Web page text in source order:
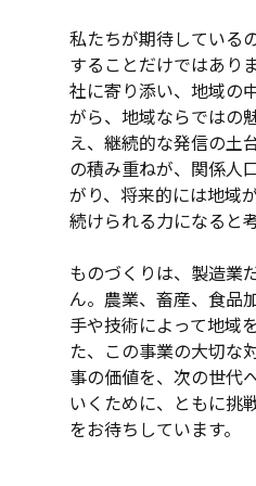
私たちが期待している
することだけではあり
社に寄り添い、地域の
がら、地域ならではの
え、継続的な発信の土
の積み重ねが、関係人
がり、将来的には地域
続けられる力になると
ものづくりは、製造業
ん。農業、畜産、食品
手や技術によって地域
た、この事業の大切な
事の価値を、次の世代
いくために、ともに挑
をお待ちしています。